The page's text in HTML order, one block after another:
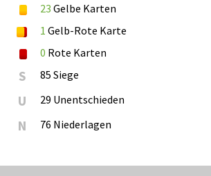
23 Gelbe Karten
1 Gelb-Rote Karte
0 Rote Karten
S 85 Siege
U 29 Unentschieden
N 76 Niederlagen